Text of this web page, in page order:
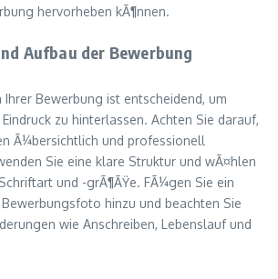
hervorheben kÃ¶nnen.
Aufbau der Bewerbung
Ihrer Bewerbung ist entscheidend, um
zu hinterlassen. Achten Sie darauf,
Ã¼bersichtlich und professionell
Sie eine klare Struktur und wÃ¤hlen
und -grÃ¶ÃŸe. FÃ¼gen Sie ein
hinzu und beachten Sie
wie Anschreiben, Lebenslauf und